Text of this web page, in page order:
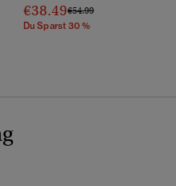
€38.49Preis Wurde Reduziert Von
€54.99Bis
Du Sparst 30 %